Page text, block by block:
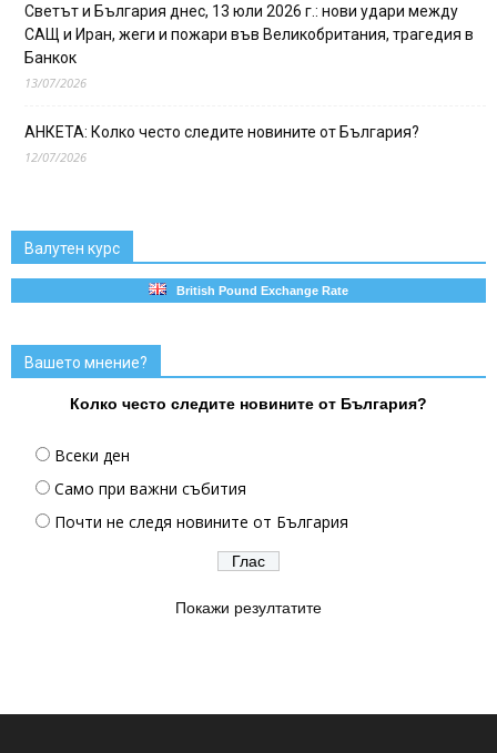
Светът и България днес, 13 юли 2026 г.: нови удари между
САЩ и Иран, жеги и пожари във Великобритания, трагедия в
Банкок
13/07/2026
АНКЕТА: Колко често следите новините от България?
12/07/2026
Валутен курс
British Pound Exchange Rate
Вашето мнение?
Колко често следите новините от България?
Всеки ден
Само при важни събития
Почти не следя новините от България
Покажи резултатите